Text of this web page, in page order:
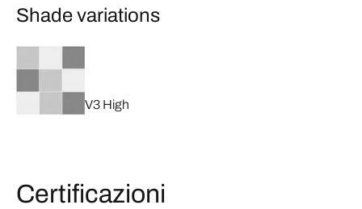
Shade variations
V3 High
Certificazioni